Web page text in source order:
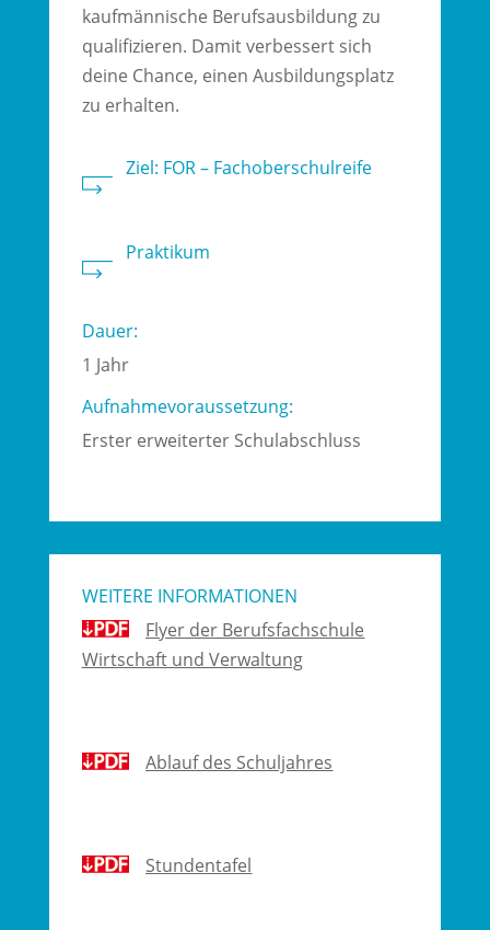
kaufmännische Berufsausbildung zu
qualifizieren. Damit verbessert sich
deine Chance, einen Ausbildungsplatz
zu erhalten.
Ziel: FOR – Fachoberschulreife
Praktikum
Dauer:
1 Jahr
Aufnahmevoraussetzung:
Erster erweiterter Schulabschluss
WEITERE INFORMATIONEN
Flyer der Berufsfachschule
Wirtschaft und Verwaltung
Ablauf des Schuljahres
Stundentafel